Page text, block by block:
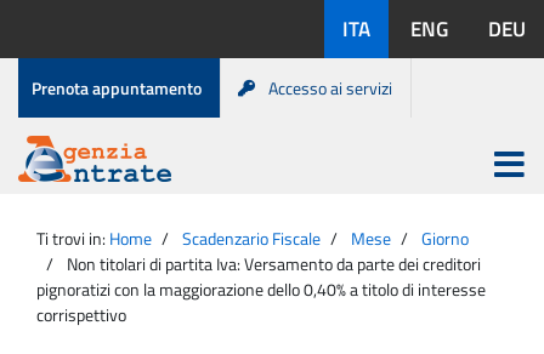
contenuto
disponibili:
ITA ENG DEU
Menu
di
servizio
Prenota appuntamento Accesso ai servizi
Agenzia
Entrate
Apri
menu
principale
Ti trovi in: Home Scadenzario Fiscale Mese
Giorno
Non titolari di partita Iva: Versamento da parte dei creditori
pignoratizi con la maggiorazione dello 0,40% a titolo di interesse
corrispettivo